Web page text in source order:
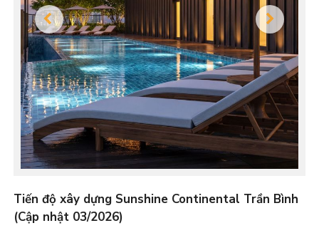
Tiến độ xây dựng Sunshine Continental Trần Bình
(Cập nhật 03/2026)